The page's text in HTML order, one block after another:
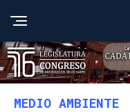
MEDIO AMBIENTE